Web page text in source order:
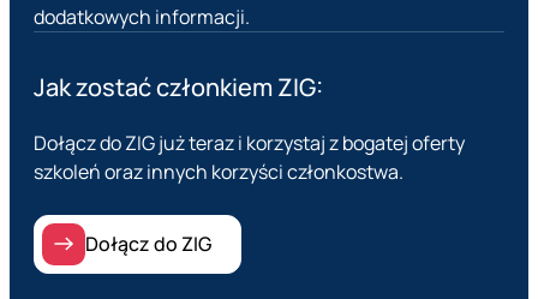
dodatkowych informacji.
Jak zostać członkiem ZIG:
Dołącz do ZIG już teraz i korzystaj z bogatej oferty
szkoleń oraz innych korzyści członkostwa.
Dołącz do ZIG